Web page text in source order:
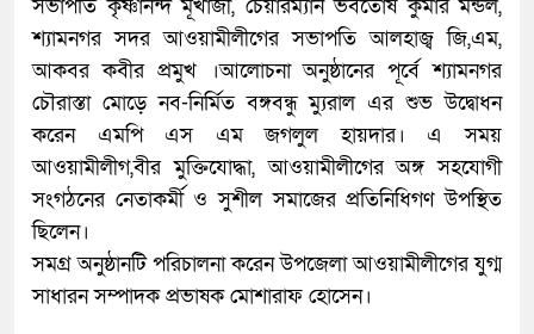
সভাপতি কৃষ্ণানন্দ মূখার্জী, চেয়ারম্যান ভবতোষ কুমার মন্ডল,
শ্যামনগর সদর আওয়ামীলীগের সভাপতি আলহাজ্ব জি,এম,
আকবর কবীর প্রমুখ ।আলোচনা অনুষ্ঠানের পূর্বে শ্যামনগর
চৌরাস্তা মোড়ে নব-নির্মিত বঙ্গবন্ধু ম্যুরাল এর শুভ উদ্বোধন
করেন এমপি এস এম জগলুল হায়দার। এ সময়
আওয়ামীলীগ,বীর মুক্তিযোদ্ধা, আওয়ামীলীগের অঙ্গ সহযোগী
সংগঠনের নেতাকর্মী ও সুশীল সমাজের প্রতিনিধিগণ উপস্থিত
ছিলেন।
সমগ্র অনুষ্ঠানটি পরিচালনা করেন উপজেলা আওয়ামীলীগের যুগ্ম
সাধারন সম্পাদক প্রভাষক মোশারাফ হোসেন।